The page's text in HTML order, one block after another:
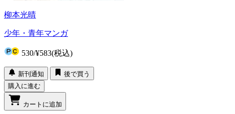
柳本光晴
少年・青年マンガ
530/¥583(税込)
新刊通知
後で買う
購入に進む
カートに追加